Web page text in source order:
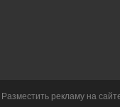
Разместить рекламу на